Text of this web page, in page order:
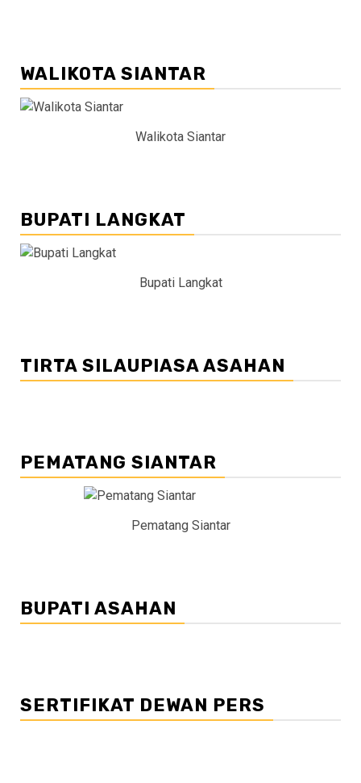
WALIKOTA SIANTAR
Walikota Siantar
BUPATI LANGKAT
Bupati Langkat
TIRTA SILAUPIASA ASAHAN
PEMATANG SIANTAR
Pematang Siantar
BUPATI ASAHAN
SERTIFIKAT DEWAN PERS